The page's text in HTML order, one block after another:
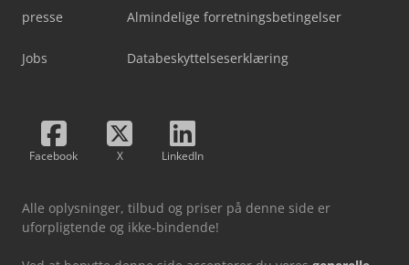
presse
Jobs
Almindelige forretningsbetingelser
Databeskyttelseserklæring
Facebook X LinkedIn
Alle oplysninger, tilbud og priser på denne side er
uforpligtende og ikke-bindende!